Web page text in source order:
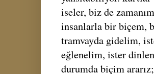
iseler, biz de
insanlarla bir biçem,
tramvayda gidelim,
eğlenelim, ister
durumda biçim